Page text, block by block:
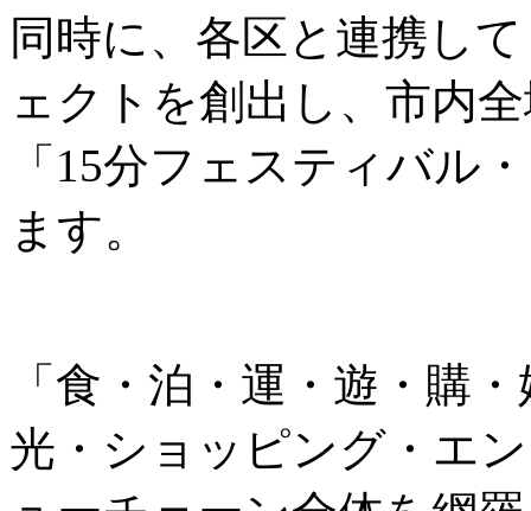
同時に、各区と連携し
ェクトを創出し、市内
「15分フェスティバル
ます。
「食・泊・運・遊・購
光・ショッピング・エ